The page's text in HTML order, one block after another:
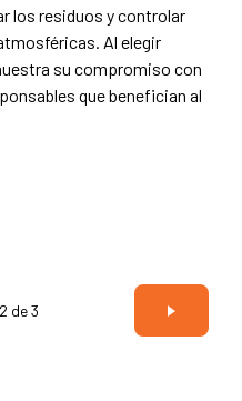
los residuos y controlar
Al elegir
su compromiso con
que benefician al
de 3